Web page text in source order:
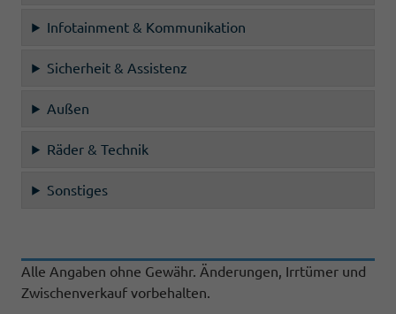
Infotainment & Kommunikation
Sicherheit & Assistenz
Außen
Räder & Technik
Sonstiges
Alle Angaben ohne Gewähr. Änderungen, Irrtümer und
Zwischenverkauf vorbehalten.